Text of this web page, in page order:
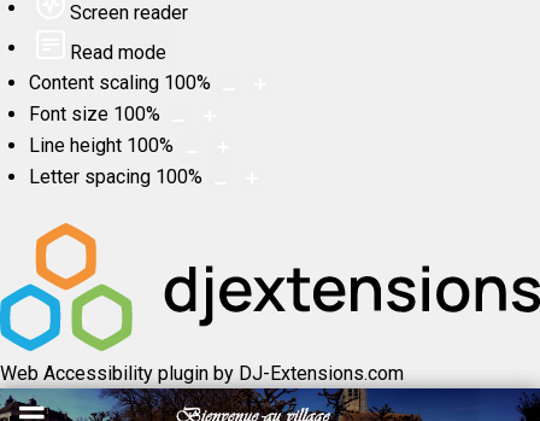
Screen reader
Read mode
Content scaling 100%
Font size 100%
Line height 100%
Letter spacing 100%
Web Accessibility plugin by DJ-Extensions.com